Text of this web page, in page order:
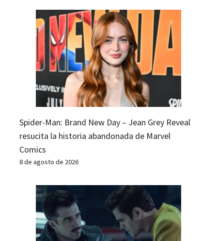
Spider-Man: Brand New Day – Jean Grey Reveal
resucita la historia abandonada de Marvel
Comics
8 de agosto de 2026